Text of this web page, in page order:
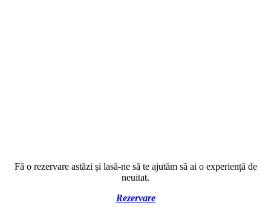
Fă o rezervare astăzi și lasă-ne să te ajutăm să ai o experiență de
neuitat.
Rezervare